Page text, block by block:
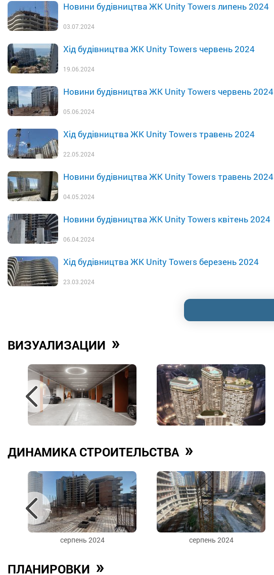
Новини будівництва ЖК Unity Towers липень 2024
03.07.2024
Хід будівництва ЖК Unity Towers червень 2024
19.06.2024
Новини будівництва ЖК Unity Towers червень 2024
05.06.2024
Хід будівництва ЖК Unity Towers травень 2024
22.05.2024
Новини будівництва ЖК Unity Towers травень 2024
04.05.2024
Новини будівництва ЖК Unity Towers квітень 2024
06.04.2024
Хід будівництва ЖК Unity Towers березень 2024
23.03.2024
ВИЗУАЛИЗАЦИИ »
ДИНАМИКА СТРОИТЕЛЬСТВА »
серпень 2024 серпень 2024
ПЛАНИРОВКИ »